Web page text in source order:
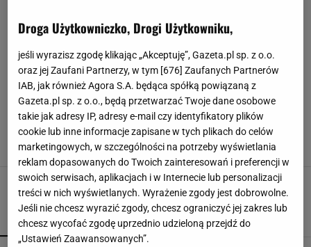
STYL-RETRO
Niegdyś symbolem stylu Brigitte Bardot i
Marilyn Monroe, dziś nosi je księżna Kate.
Sukienki w stylu retro założysz na wszystkie
letnie okazje!
Julia Goljan,14 MAJA 2025, 13:35
POPULARNE NAJNOWSZE
Droga Użytkowniczko, Drogi Użytkowniku,
jeśli wyrazisz zgodę klikając „Akceptuję”, Gazeta.pl sp. z o.o.
oraz jej Zaufani Partnerzy, w tym [676] Zaufanych Partnerów
IAB, jak również Agora S.A. będąca spółką powiązaną z
Gazeta.pl sp. z o.o., będą przetwarzać Twoje dane osobowe
takie jak adresy IP, adresy e-mail czy identyfikatory plików
cookie lub inne informacje zapisane w tych plikach do celów
marketingowych, w szczególności na potrzeby wyświetlania
reklam dopasowanych do Twoich zainteresowań i preferencji w
swoich serwisach, aplikacjach i w Internecie lub personalizacji
treści w nich wyświetlanych. Wyrażenie zgody jest dobrowolne.
Jeśli nie chcesz wyrazić zgody, chcesz ograniczyć jej zakres lub
chcesz wycofać zgodę uprzednio udzieloną przejdź do
„Ustawień Zaawansowanych”.